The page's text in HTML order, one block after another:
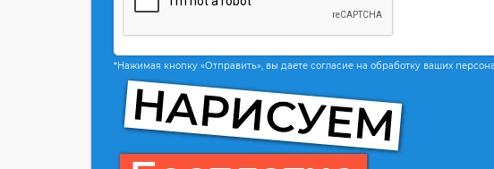
*Нажимая кнопку «Отправить», вы даете согласие на обработку ваших